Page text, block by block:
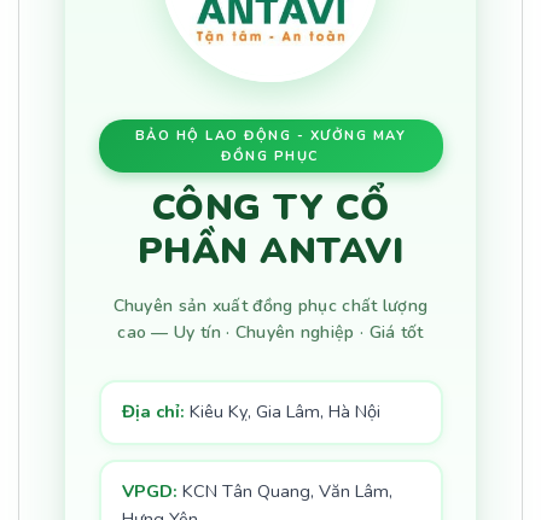
BẢO HỘ LAO ĐỘNG - XƯỞNG MAY
ĐỒNG PHỤC
CÔNG TY CỔ
PHẦN ANTAVI
Chuyên sản xuất đồng phục chất lượng
cao — Uy tín · Chuyên nghiệp · Giá tốt
Địa chỉ: Kiêu Kỵ, Gia Lâm, Hà Nội
VPGD: KCN Tân Quang, Văn Lâm,